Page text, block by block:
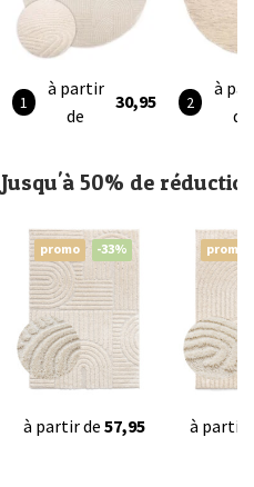
à partir
de
30,95
à
de
Jusqu'à 50% de
promo -33%
à partir de 57,95
promo
à partir